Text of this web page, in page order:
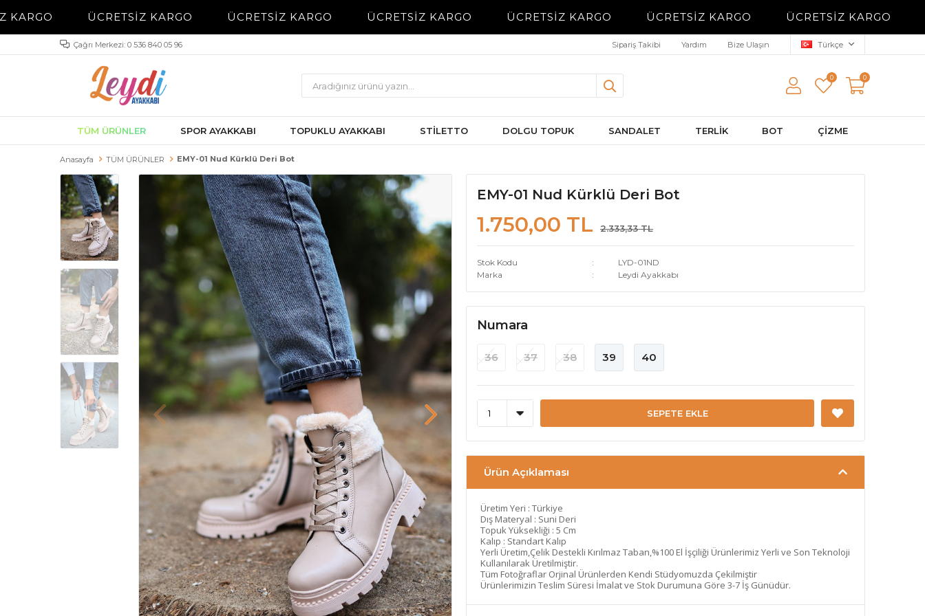
ÜCRETSİZ KARGO ÜCRETSİZ KARGO ÜCRETSİZ KARGO ÜCRETSİZ KARGO ÜCRETSİZ KARGO ÜCRETSİZ KARGO
Çağrı Merkezi: 0 536 840 05 96 Sipariş Takibi Yardım Bize Ulaşın Türkçe
0 0
TÜM ÜRÜNLER SPOR AYAKKABI TOPUKLU AYAKKABI STİLETTO DOLGU TOPUK SANDALET TERLİK BOT ÇİZME
Anasayfa TÜM ÜRÜNLER EMY-01 Nud Kürklü Deri Bot
EMY-01 Nud Kürklü Deri Bot
1.750,00 TL 2.333,33 TL
Stok Kodu
LYD-01ND
Marka
Leydi Ayakkabı
Numara
36 37 38 39 40
SEPETE EKLE
Ürün Açıklaması
Üretim Yeri : Türkiye
Dış Materyal : Suni Deri
Topuk Yüksekliği : 5 Cm
Kalıp : Standart Kalıp
Yerli Üretim,Çelik Destekli Kırılmaz Taban,%100 El İşçiliği Ürünlerimiz Yerli ve Son Teknoloji
Kullanılarak Üretilmiştir.
Tüm Fotoğraflar Orjinal Ürünlerden Kendi Stüdyomuzda Çekilmiştir
Ürünlerimizin Teslim Süresi İmalat ve Stok Durumuna Göre 3-7 İş Günüdür.